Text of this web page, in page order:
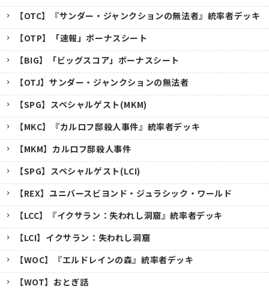
【OTC】『サンダー・ジャンクションの無法者』統率者デッキ
【OTP】「速報」ボーナスシート
【BIG】「ビッグスコア」ボーナスシート
【OTJ】サンダー・ジャンクションの無法者
【SPG】スペシャルゲスト(MKM)
【MKC】『カルロフ邸殺人事件』統率者デッキ
【MKM】カルロフ邸殺人事件
【SPG】スペシャルゲスト(LCI)
【REX】ユニバースビヨンド・ジュラシック・ワールド
【LCC】『イクサラン：失われし洞窟』統率者デッキ
【LCI】イクサラン：失われし洞窟
【WOC】『エルドレインの森』統率者デッキ
【WOT】おとぎ話